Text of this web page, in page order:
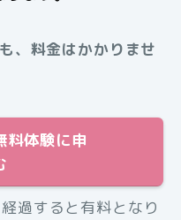
、料金はかかりませ
料体験に申
過すると有料となり